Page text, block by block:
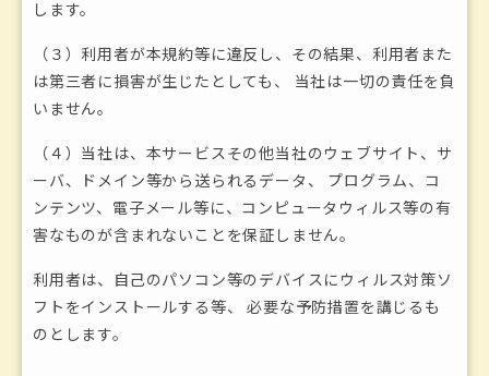
します。
（３）利用者が本規約等に違反し、その結果、利用者また
は第三者に損害が生じたとしても、 当社は一切の責任を負
いません。
（４）当社は、本サービスその他当社のウェブサイト、サ
ーバ、ドメイン等から送られるデータ、 プログラム、コ
ンテンツ、電子メール等に、コンピュータウィルス等の有
害なものが含まれないことを保証しません。
利用者は、自己のパソコン等のデバイスにウィルス対策ソ
フトをインストールする等、 必要な予防措置を講じるも
のとします。